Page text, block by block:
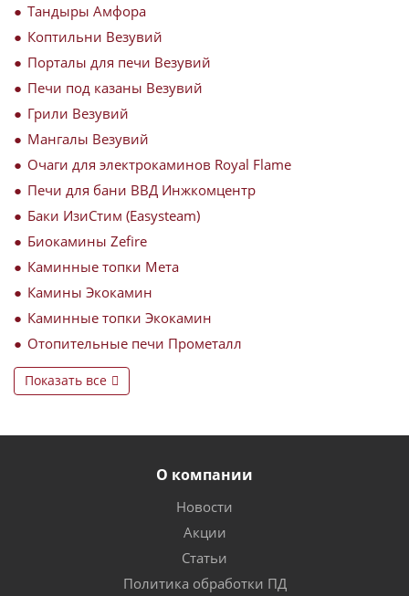
Тандыры Амфора
Коптильни Везувий
Порталы для печи Везувий
Печи под казаны Везувий
Грили Везувий
Мангалы Везувий
Очаги для электрокаминов Royal Flame
Печи для бани ВВД Инжкомцентр
Баки ИзиСтим (Easysteam)
Биокамины Zefire
Каминные топки Мета
Камины Экокамин
Каминные топки Экокамин
Отопительные печи Прометалл
Показать все
О компании
Новости
Акции
Статьи
Политика обработки ПД